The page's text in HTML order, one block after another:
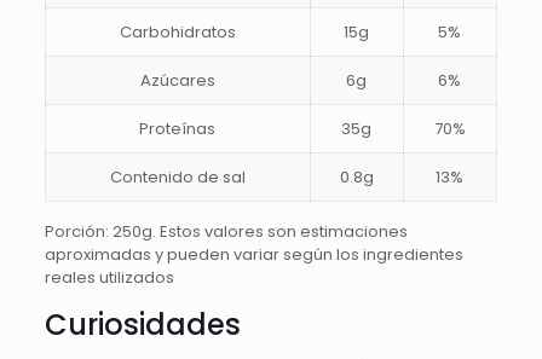
Carbohidratos 15g 5%
Azúcares 6g 6%
Proteínas 35g 70%
Contenido de sal 0.8g 13%
Porción: 250g. Estos valores son estimaciones
aproximadas y pueden variar según los ingredientes
reales utilizados
Curiosidades